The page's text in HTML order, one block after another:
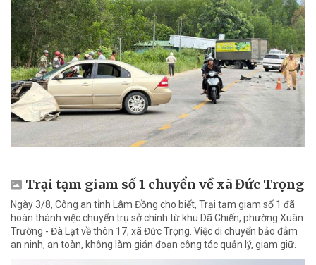
Trại tạm giam số 1 chuyển về xã Đức Trọng
Ngày 3/8, Công an tỉnh Lâm Đồng cho biết, Trại tạm giam số 1 đã
hoàn thành việc chuyển trụ sở chính từ khu Dã Chiến, phường Xuân
Trường - Đà Lạt về thôn 17, xã Đức Trọng. Việc di chuyển bảo đảm
an ninh, an toàn, không làm gián đoạn công tác quản lý, giam giữ.